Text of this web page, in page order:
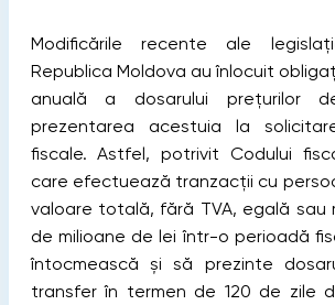
Modificările recente ale
Republica Moldova au înlocuit
anuală a dosarului prețurilor
prezentarea acestuia la
fiscale. Astfel, potrivit Codului
care efectuează tranzacții cu
valoare totală, fără TVA, egală sau
de milioane de lei într-o perioadă
întocmească și să prezinte
transfer în termen de 120 de zile